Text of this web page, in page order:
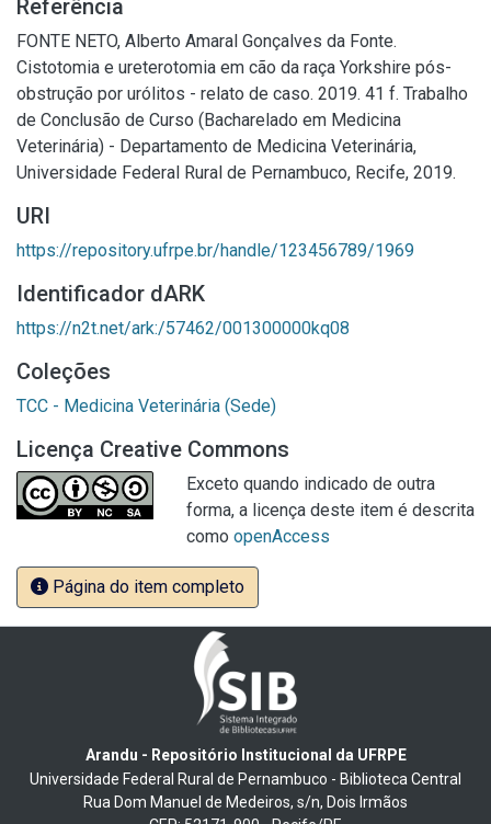
Referência
FONTE NETO, Alberto Amaral Gonçalves da Fonte.
Cistotomia e ureterotomia em cão da raça Yorkshire pós-
obstrução por urólitos - relato de caso. 2019. 41 f. Trabalho
de Conclusão de Curso (Bacharelado em Medicina
Veterinária) - Departamento de Medicina Veterinária,
Universidade Federal Rural de Pernambuco, Recife, 2019.
URI
https://repository.ufrpe.br/handle/123456789/1969
Identificador dARK
https://n2t.net/ark:/57462/001300000kq08
Coleções
TCC - Medicina Veterinária (Sede)
Licença Creative Commons
Exceto quando indicado de outra
forma, a licença deste item é descrita
como openAccess
Página do item completo
Arandu - Repositório Institucional da UFRPE
Universidade Federal Rural de Pernambuco - Biblioteca Central
Rua Dom Manuel de Medeiros, s/n, Dois Irmãos